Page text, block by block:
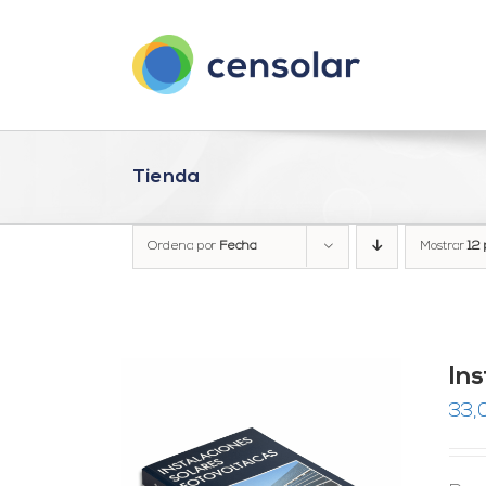
Tienda
Ordena por Fecha Mostrar12